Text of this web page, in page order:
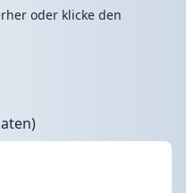
oder klicke den